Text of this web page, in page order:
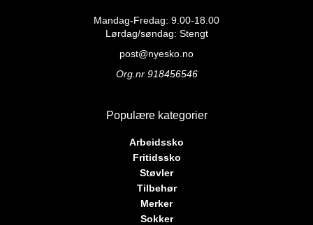
Alternativene
kan
velges
produktsiden
Mandag-Fredag: 9.00-18.00
Lørdag/søndag: Stengt
post@nyesko.no
Org.nr 918456546
Populære kategorier
Arbeidssko
Fritidssko
Støvler
Tilbehør
Merker
Sokker